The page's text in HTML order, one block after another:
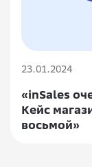
23.01.2024
«inSales
Кейс
восьмой»